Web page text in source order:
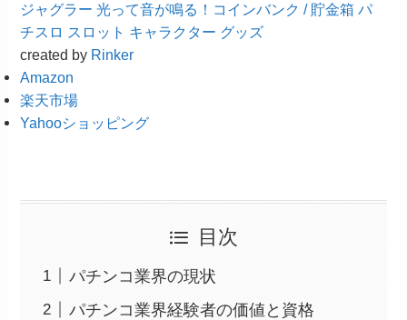
ジャグラー 光って音が鳴る！コインバンク / 貯金箱 パ
チスロ スロット キャラクター グッズ
created by Rinker
Amazon
楽天市場
Yahooショッピング
目次
パチンコ業界の現状
パチンコ業界経験者の価値と資格